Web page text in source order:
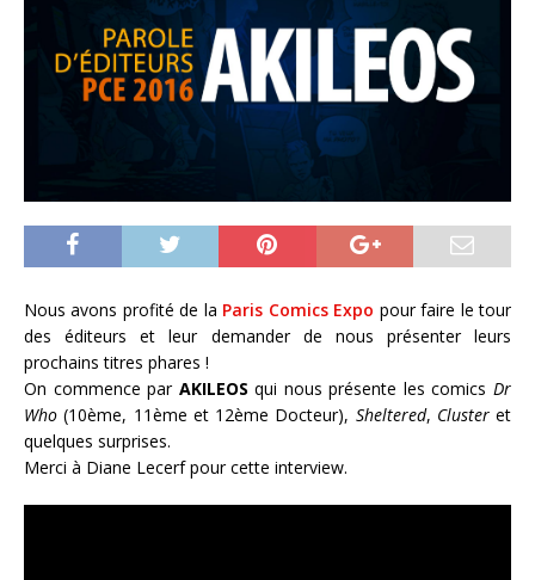
Nous avons profité de la Paris Comics Expo pour faire le tour
des éditeurs et leur demander de nous présenter leurs
prochains titres phares !
On commence par AKILEOS qui nous présente les comicsDr
Who (10ème, 11ème et 12ème Docteur), Sheltered, Clusteret
quelques surprises.
Merci à Diane Lecerf pour cette interview.